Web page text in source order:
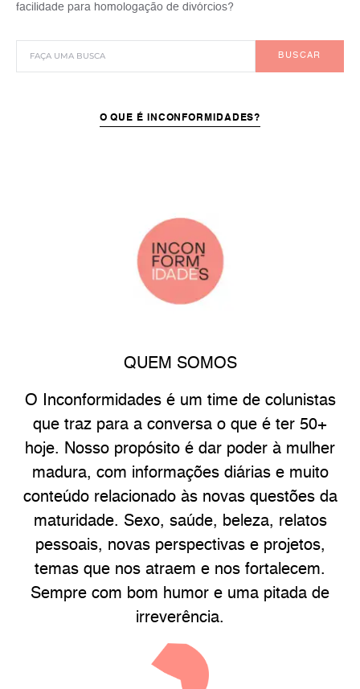
facilidade para homologação de divórcios?
BUSCAR
O QUE É INCONFORMIDADES?
QUEM SOMOS
O Inconformidades é um time de colunistas
que traz para a conversa o que é ter 50+
hoje. Nosso propósito é dar poder à mulher
madura, com informações diárias e muito
conteúdo relacionado às novas questões da
maturidade. Sexo, saúde, beleza, relatos
pessoais, novas perspectivas e projetos,
temas que nos atraem e nos fortalecem.
Sempre com bom humor e uma pitada de
irreverência.